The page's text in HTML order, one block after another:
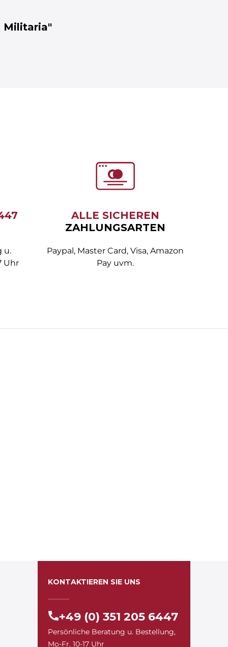
Militaria"
u.
Uhr
ALLE SICHEREN
ZAHLUNGSARTEN
Paypal, Master Card, Visa, Amazon
Pay uvm.
KONTAKTIEREN SIE UNS
+49 (0) 351 205 6447
Persönliche Beratung u. Bestellung,
Mo-Fr. 10-17 Uhr